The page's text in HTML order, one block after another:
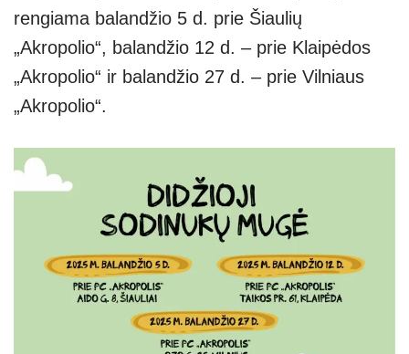
rengiama balandžio 5 d. prie Šiaulių
„Akropolio“, balandžio 12 d. – prie Klaipėdos
„Akropolio“ ir balandžio 27 d. – prie Vilniaus
„Akropolio“.